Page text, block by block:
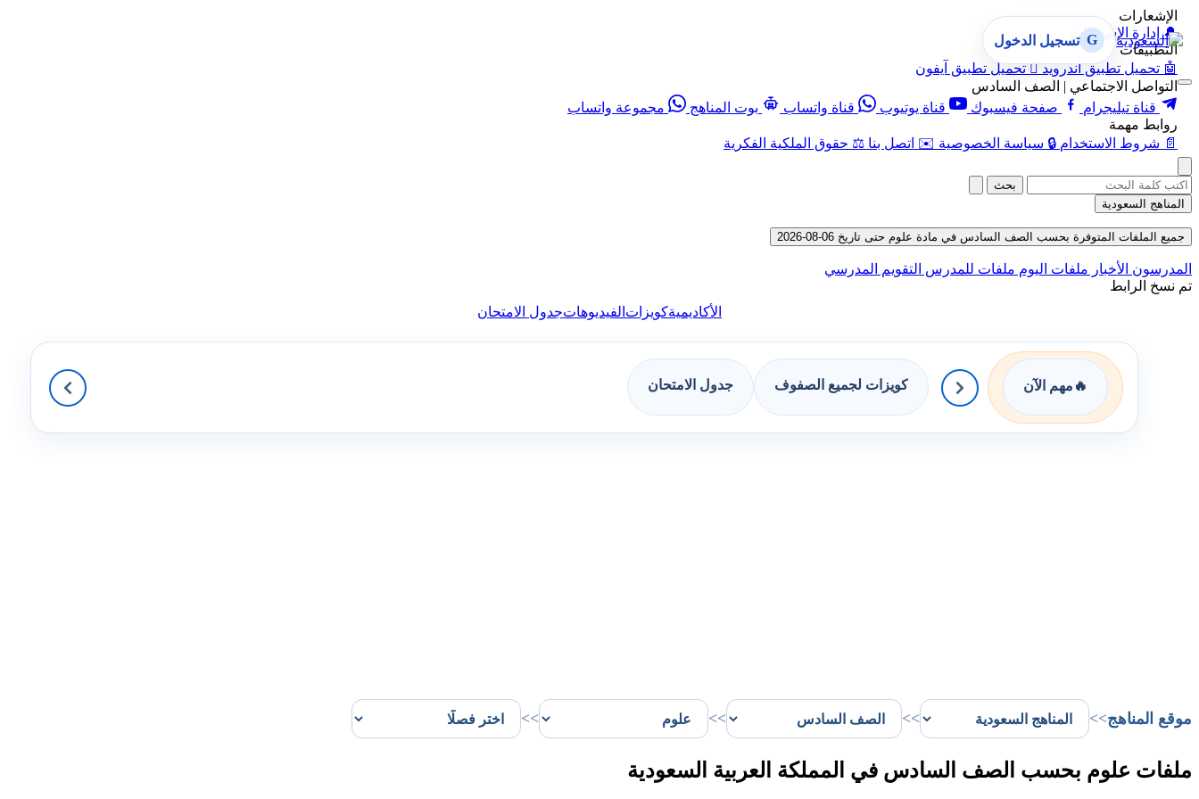
الإشعارات
🔔 إدارة الإشعارات
التطبيقات
🤖 تحميل تطبيق أندرويد  تحميل تطبيق آيفون
التواصل الاجتماعي | الصف السادس
قناة تيليجرام
صفحة فيسبوك قناة يوتيوب قناة واتساب بوت المناهج
مجموعة واتساب
روابط مهمة
📄 شروط الاستخدام 🔒 سياسة الخصوصية ✉️ اتصل بنا ⚖️ حقوق الملكية الفكرية
G تسجيل الدخول
بحث
المناهج السعودية
جميع الملفات المتوفرة بحسب الصف السادس في مادة علوم حتى تاريخ 06-08-2026
المدرسون الأخبار ملفات اليوم ملفات للمدرس التقويم المدرسي
تم نسخ الرابط
الأكاديميةكويزات الفيديوهاتجدول الامتحان
🔥 مهم الآن كويزات لجميع الصفوف جدول الامتحان
موقع المناهج>>
>>
>>
>>
ملفات علوم بحسب الصف السادس في المملكة العربية السعودية